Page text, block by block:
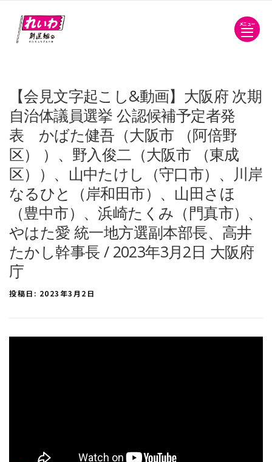
メニュー
【会見文字起こし&動画】大阪府 次期
自治体議員選挙 公認候補予定者発
表 かばた健吾（大阪市 （阿倍野
区） ）、野入俊二（大阪市 （東成
区））、山中たけし（守口市）、川岸
なるひと（岸和田市）、山田さほ
（豊中市）、浜崎たくみ（門真市）、
やはた愛 統一地方選副本部長、高井
たかし幹事長 / 2023年3月2日 大阪府
庁
投稿日: 2023年3月2日